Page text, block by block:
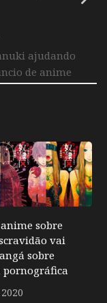
ajudando
de anime
sobre
vai
sobre